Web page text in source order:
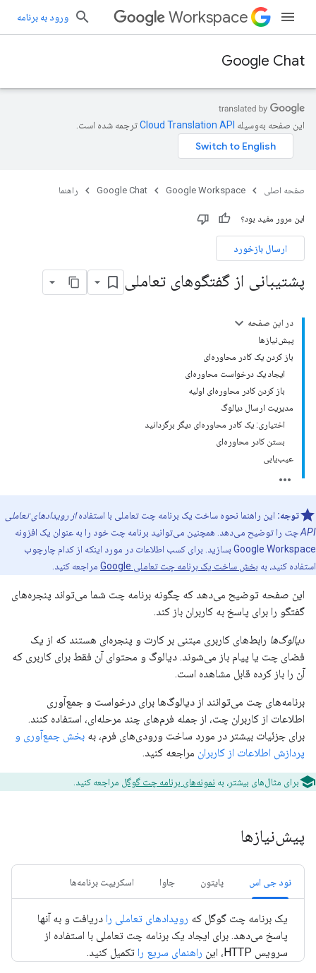
Workspace ورود به برنامه
Google Chat
این صفحه به‌وسیله ترجمه شده است.
صفحه اصلی Google Workspace
Google Chat راهنما
این مرور مفید بود؟
ارسال بازخورد
پشتیبانی از گفتگوهای تعاملی
در این صفحه
پیش‌نیازها
باز کردن یک کادر محاوره‌ای
ایجاد یک درخواست محاوره‌ای
باز کردن کادر محاوره‌ای اولیه
مدیریت ارسال دیالوگ
اختیاری: یک کادر محاوره‌ای دیگر برگردانید
بستن کادر محاوره‌ای
عیب‌یابی
توجه: این راهنما نحوه ساخت یک برنامه چت تعاملی با استفادهاز رویدادهای تعاملی
API چت
را توضیح می‌دهد. همچنین می‌توانید برنامه چت خود را به عنوان یک افزونه
Google Workspace بسازید. برای کسب اطلاعات در مورد اینکه از کدام چارچوب
استفاده کنید، به بخش ساخت یک برنامه چت تعاملی Google مراجعه کنید.
این صفحه توضیح می‌دهد که چگونه برنامه چت شما می‌تواند پنجره‌های
گفتگو را برای پاسخ به کاربران باز کند.
دیالوگ‌ها رابط‌های کاربری مبتنی بر کارت و پنجره‌ای هستند که از یک
فضای چت یا پیام باز می‌شوند. دیالوگ و محتوای آن فقط برای کاربری که
آن را باز کرده قابل مشاهده است.
برنامه‌های چت می‌توانند از دیالوگ‌ها برای درخواست و جمع‌آوری
اطلاعات از کاربران چت، از جمله فرم‌های چند مرحله‌ای، استفاده کنند.
برای جزئیات بیشتر در مورد ساخت ورودی‌های فرم، به بخش جمع‌آوری و
پردازش اطلاعات از کاربران مراجعه کنید.
برای مثال‌های بیشتر، به نمونه‌های برنامه چت گوگل مراجعه کنید.
پیش‌نیازها
نود جی اس پایتون جاوا اسکریپت برنامه‌ها
یک برنامه چت گوگل که رویدادهای تعاملی را دریافت و به آنها
پاسخ می‌دهد. برای ایجاد یک برنامه چت تعاملی با استفاده از
سرویس HTTP، این
راهنمای سریع را تکمیل کنید.